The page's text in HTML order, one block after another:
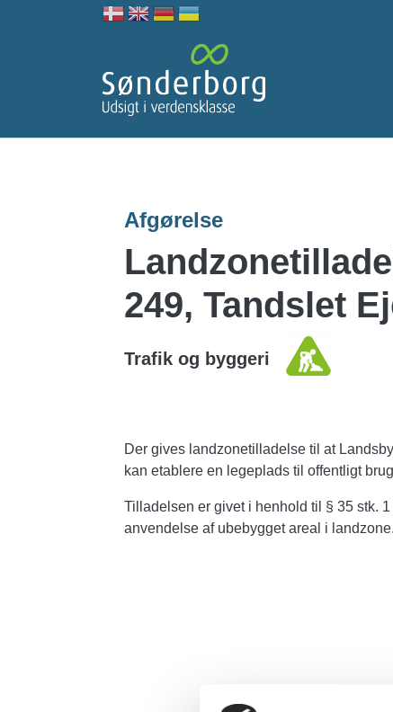
Afgørelse
249, Tandslet
Hørings- eller afgørelseskategori
Name
Trafik og byggeri
Der gives landzonetilladelse til at
kan etablere en legeplads til offentligt
Tilladelsen er givet i henhold til § 35 stk.
anvendelse af ubebygget areal i landzone.